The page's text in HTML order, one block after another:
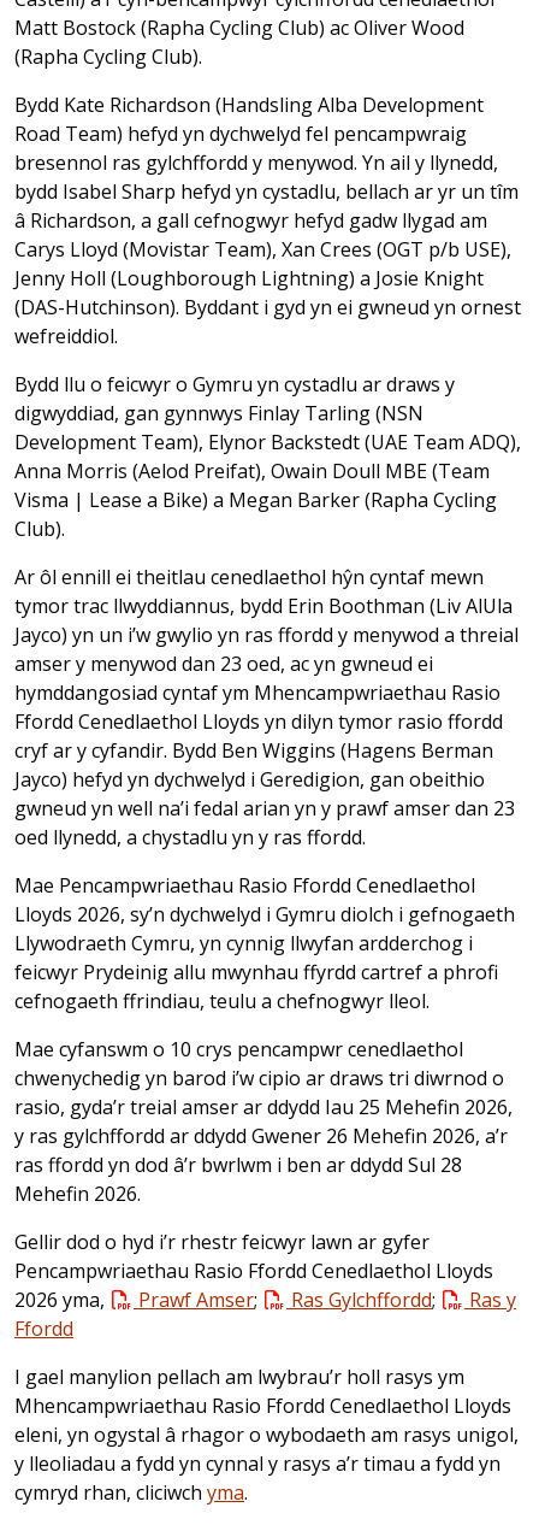
Matt Bostock (Rapha Cycling Club) ac Oliver Wood
(Rapha Cycling Club).
Bydd Kate Richardson (Handsling Alba Development
Road Team) hefyd yn dychwelyd fel pencampwraig
bresennol ras gylchffordd y menywod. Yn ail y llynedd,
bydd Isabel Sharp hefyd yn cystadlu, bellach ar yr un tîm
â Richardson, a gall cefnogwyr hefyd gadw llygad am
Carys Lloyd (Movistar Team), Xan Crees (OGT p/b USE),
Jenny Holl (Loughborough Lightning) a Josie Knight
(DAS-Hutchinson). Byddant i gyd yn ei gwneud yn ornest
wefreiddiol.
Bydd llu o feicwyr o Gymru yn cystadlu ar draws y
digwyddiad, gan gynnwys Finlay Tarling (NSN
Development Team), Elynor Backstedt (UAE Team ADQ),
Anna Morris (Aelod Preifat), Owain Doull MBE (Team
Visma | Lease a Bike) a Megan Barker (Rapha Cycling
Club).
Ar ôl ennill ei theitlau cenedlaethol hŷn cyntaf mewn
tymor trac llwyddiannus, bydd Erin Boothman (Liv AlUla
Jayco) yn un i’w gwylio yn ras ffordd y menywod a threial
amser y menywod dan 23 oed, ac yn gwneud ei
hymddangosiad cyntaf ym Mhencampwriaethau Rasio
Ffordd Cenedlaethol Lloyds yn dilyn tymor rasio ffordd
cryf ar y cyfandir. Bydd Ben Wiggins (Hagens Berman
Jayco) hefyd yn dychwelyd i Geredigion, gan obeithio
gwneud yn well na’i fedal arian yn y prawf amser dan 23
oed llynedd, a chystadlu yn y ras ffordd.
Mae Pencampwriaethau Rasio Ffordd Cenedlaethol
Lloyds 2026, sy’n dychwelyd i Gymru diolch i gefnogaeth
Llywodraeth Cymru, yn cynnig llwyfan ardderchog i
feicwyr Prydeinig allu mwynhau ffyrdd cartref a phrofi
cefnogaeth ffrindiau, teulu a chefnogwyr lleol.
Mae cyfanswm o 10 crys pencampwr cenedlaethol
chwenychedig yn barod i’w cipio ar draws tri diwrnod o
rasio, gyda’r treial amser ar ddydd Iau 25 Mehefin 2026,
y ras gylchffordd ar ddydd Gwener 26 Mehefin 2026, a’r
ras ffordd yn dod â’r bwrlwm i ben ar ddydd Sul 28
Mehefin 2026.
Gellir dod o hyd i’r rhestr feicwyr lawn ar gyfer
Pencampwriaethau Rasio Ffordd Cenedlaethol Lloyds
2026 yma,
Prawf Amser; Ras Gylchffordd;
Ras y
Ffordd
I gael manylion pellach am lwybrau’r holl rasys ym
Mhencampwriaethau Rasio Ffordd Cenedlaethol Lloyds
eleni, yn ogystal â rhagor o wybodaeth am rasys unigol,
y lleoliadau a fydd yn cynnal y rasys a’r timau a fydd yn
cymryd rhan, cliciwch yma.